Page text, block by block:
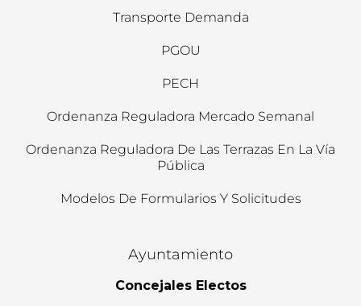
Transporte Demanda
PGOU
PECH
Ordenanza Reguladora Mercado Semanal
Ordenanza Reguladora De Las Terrazas En La Vía
Pública
Modelos De Formularios Y Solicitudes
Ayuntamiento
Concejales Electos